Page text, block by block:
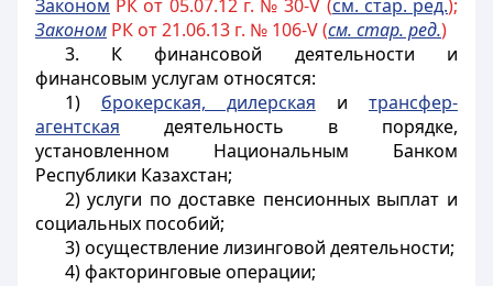
Законом РК от 05.07.12 г. № 30-V (см. стар. ред.);
Законом РК от 21.06.13 г. № 106-V (см. стар. ред.)
3. К финансовой деятельности и
финансовым услугам относятся:
1) брокерская, дилерская итрансфер-
агентская деятельность в порядке,
установленном Национальным Банком
Республики Казахстан;
2) услуги по доставке пенсионных выплат и
социальных пособий;
3) осуществление лизинговой деятельности;
4) факторинговые операции;